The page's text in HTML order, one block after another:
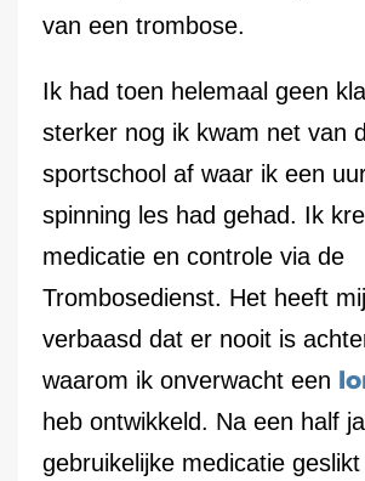
van een trombose.
Ik had toen helemaal geen
sterker nog ik kwam net van
sportschool af waar ik een
spinning les had gehad. Ik
medicatie en controle via de
Trombosedienst. Het heeft
verbaasd dat er nooit is
waarom ik onverwacht een
heb ontwikkeld. Na een half
gebruikelijke medicatie